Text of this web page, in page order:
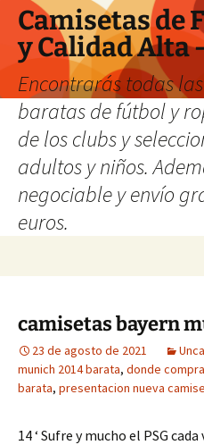
Camisetas de
y Calidad Alta
Encontrarás todas
baratas de fútbol y
de los clubs y
adultos y niños.
negociable y envío
euros.
camisetas bayern
23 de agosto de 2021
munich 2014 barata, donde
barata, presentacion nueva
14 ‘ Sufre y mucho el PSG